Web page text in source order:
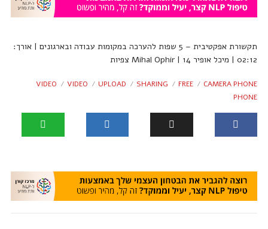
תקשורת אפקטיבית – 5 שפות להערכה במקומות עבודה ובארגונים | אורך:
02:12 | מיכל אופיר Mihal Ophir | 14 צפיות
CAMERA PHONE
FREE
SHARING
UPLOAD
VIDEO
VIDEO
PHONE